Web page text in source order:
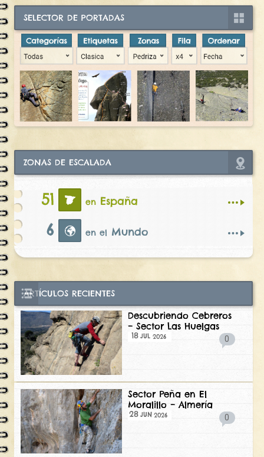
SELECTOR DE PORTADAS
ZONAS DE ESCALADA
51 en España
6 en el Mundo
ARTÍCULOS RECIENTES
Descubriendo Cebreros
– Sector Las Huelgas
18 JUL 2026 0
Sector Peña en El
Moralillo – Almería
28 JUN 2026 0